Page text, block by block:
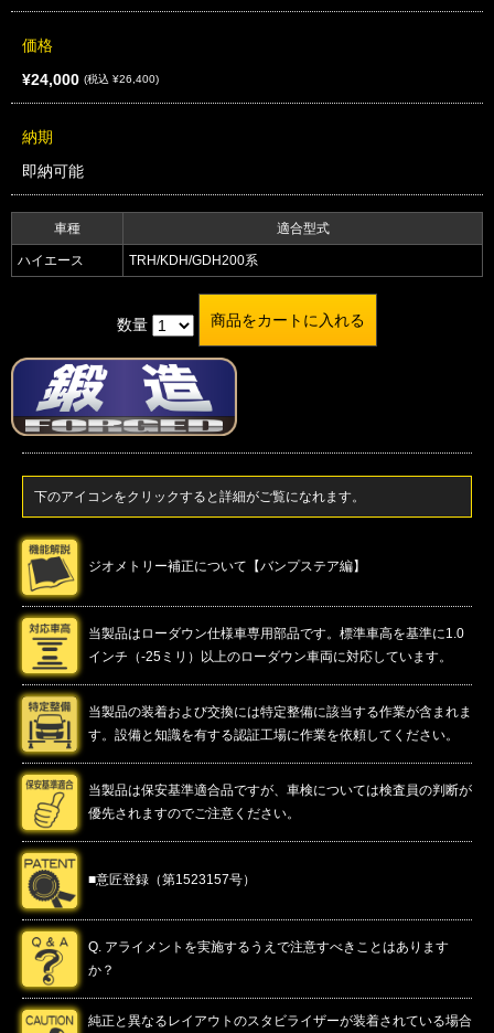
価格
¥24,000 (税込 ¥26,400)
納期
即納可能
車種 適合型式
ハイエース TRH/KDH/GDH200系
数量
下のアイコンをクリックすると詳細がご覧になれます。
ジオメトリー補正について【バンプステア編】
当製品はローダウン仕様車専用部品です。標準車高を基準に1.0
インチ（-25ミリ）以上のローダウン車両に対応しています。
当製品の装着および交換には特定整備に該当する作業が含まれま
す。設備と知識を有する認証工場に作業を依頼してください。
当製品は保安基準適合品ですが、車検については検査員の判断が
優先されますのでご注意ください。
■意匠登録（第1523157号）
Q. アライメントを実施するうえで注意すべきことはあります
か？
純正と異なるレイアウトのスタビライザーが装着されている場合